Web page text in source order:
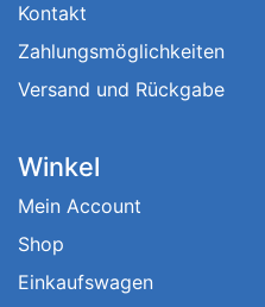
Kontakt
Zahlungsmöglichkeiten
Versand und Rückgabe
Winkel
Mein Account
Shop
Einkaufswagen